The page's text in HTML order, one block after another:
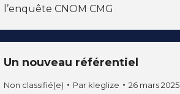
l’enquête CNOM CMG
Un nouveau référentiel
Non classifié(e) Par kleglize 26 mars 2025